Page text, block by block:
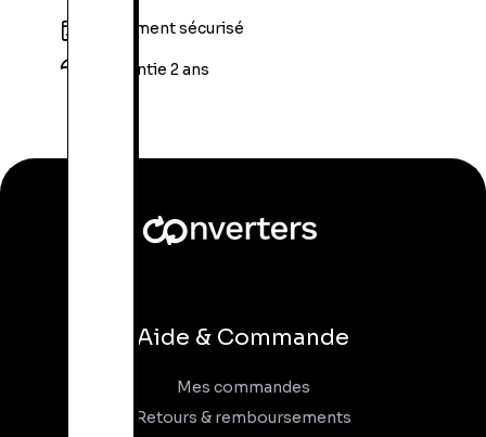
Paiement sécurisé
Garantie 2 ans
Aide & Commande
Mes commandes
Retours & remboursements